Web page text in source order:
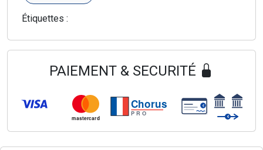
Étiquettes :
PAIEMENT & SECURITÉ
mastercard
Chorus
PRO
€
€